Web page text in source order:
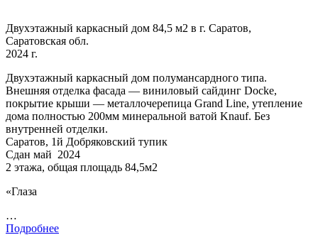
Двухэтажный каркасный дом 84,5 м2 в г. Саратов,
Саратовская обл.
2024 г.
Двухэтажный каркасный дом полумансардного типа.
Внешняя отделка фасада — виниловый сайдинг Docke,
покрытие крыши — металлочерепица Grand Line, утепление
дома полностью 200мм минеральной ватой Knauf. Без
внутренней отделки.
Саратов, 1й Добряковский тупик
Сдан май 2024
2 этажа, общая площадь 84,5м2
«Глаза
…
Подробнее